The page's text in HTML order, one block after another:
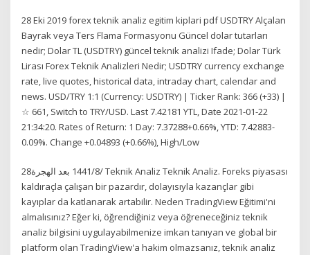
28 Eki 2019 forex teknik analiz egitim kiplari pdf USDTRY Alçalan
Bayrak veya Ters Flama Formasyonu Güncel dolar tutarları
nedir; Dolar TL (USDTRY) güncel teknik analizi Ifade; Dolar Türk
Lirası Forex Teknik Analizleri Nedir; USDTRY currency exchange
rate, live quotes, historical data, intraday chart, calendar and
news. USD/TRY 1:1 (Currency: USDTRY) | Ticker Rank: 366 (+33) |
☆ 661, Switch to TRY/USD. Last 7.42181 YTL, Date 2021-01-22
21:34:20. Rates of Return: 1 Day: 7.37288+0.66%, YTD: 7.42883-
0.09%. Change +0.04893 (+0.66%), High/Low
28‏‏/8‏‏/1441 بعد الهجرة Teknik Analiz Teknik Analiz. Foreks piyasası
kaldıraçla çalışan bir pazardır, dolayısıyla kazançlar gibi
kayıplar da katlanarak artabilir. Neden TradingView Eğitimi'ni
almalısınız? Eğer ki, öğrendiğiniz veya öğreneceğiniz teknik
analiz bilgisini uygulayabilmenize imkan tanıyan ve global bir
platform olan TradingView'a hakim olmazsanız, teknik analiz